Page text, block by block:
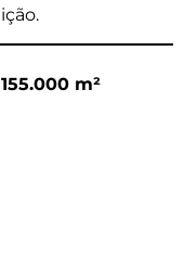
155.000 m²